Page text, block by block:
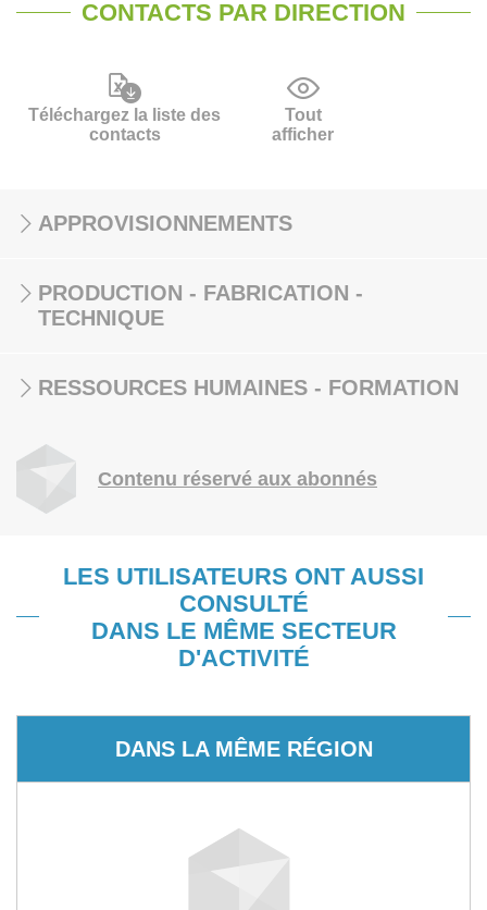
CONTACTS PAR DIRECTION
Téléchargez la liste des
contacts
Tout
afficher
APPROVISIONNEMENTS
PRODUCTION - FABRICATION -
TECHNIQUE
RESSOURCES HUMAINES - FORMATION
Contenu réservé aux abonnés
LES UTILISATEURS ONT AUSSI
CONSULTÉ
DANS LE MÊME SECTEUR
D'ACTIVITÉ
DANS LA MÊME RÉGION